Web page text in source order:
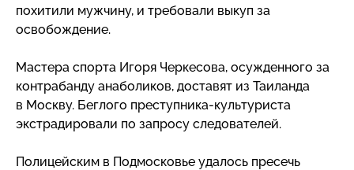
похитили мужчину, и требовали выкуп за
освобождение.
Мастера спорта Игоря Черкесова, осужденного за
контрабанду анаболиков, доставят из Таиланда
в Москву. Беглого преступника-культуриста
экстрадировали по запросу следователей.
Полицейским в Подмосковье удалось пресечь